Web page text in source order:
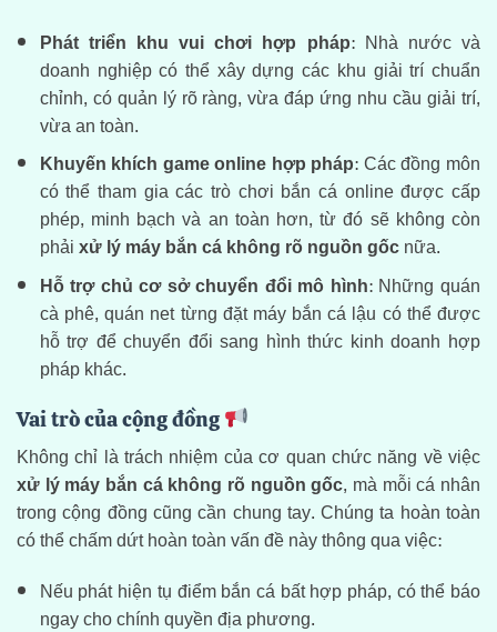
Phát triển khu vui chơi hợp pháp: Nhà nước và
doanh nghiệp có thể xây dựng các khu giải trí chuẩn
chỉnh, có quản lý rõ ràng, vừa đáp ứng nhu cầu giải trí,
vừa an toàn.
Khuyến khích game online hợp pháp: Các đồng môn
có thể tham gia các trò chơi bắn cá online được cấp
phép, minh bạch và an toàn hơn, từ đó sẽ không còn
phảixử lý máy bắn cá không rõ nguồn gốcnữa.
Hỗ trợ chủ cơ sở chuyển đổi mô hình: Những quán
cà phê, quán net từng đặt máy bắn cá lậu có thể được
hỗ trợ để chuyển đổi sang hình thức kinh doanh hợp
pháp khác.
Vai trò của cộng đồng
Không chỉ là trách nhiệm của cơ quan chức năng về việc
xử lý máy bắn cá không rõ nguồn gốc, mà mỗi cá nhân
trong cộng đồng cũng cần chung tay. Chúng ta hoàn toàn
có thể chấm dứt hoàn toàn vấn đề này thông qua việc:
Nếu phát hiện tụ điểm bắn cá bất hợp pháp, có thể báo
ngay cho chính quyền địa phương.